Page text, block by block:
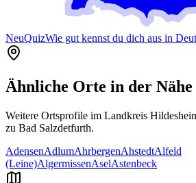
NeuQuizWie gut kennst du dich aus in
Ähnliche Orte in der Nähe
Weitere Ortsprofile im Landkreis
zu Bad Salzdetfurth.
AdensenAdlumAhrbergenAhstedtAlfeld
(Leine)AlgermissenAselAstenbeck